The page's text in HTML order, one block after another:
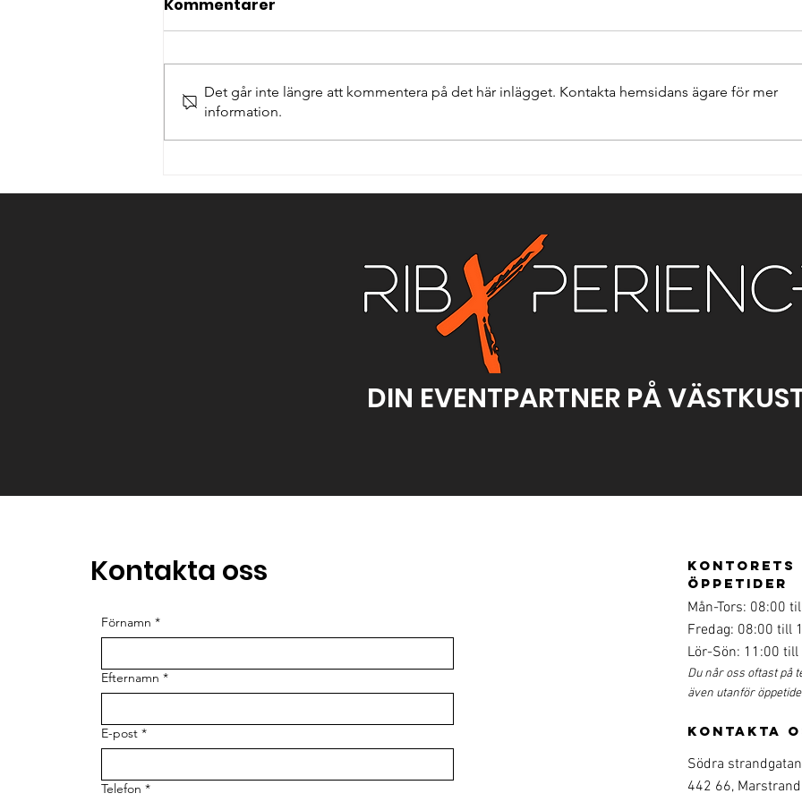
Dagstur med ribbåt från
skärgårdsäventyr med
Ribbåt – Den Perfekta
Företag som Vill Tänka
Kommentarer
Det går inte längre att kommentera på det här inlägget. Kontakta hemsidans ägare för mer
information.
DIN EVENTPARTNER PÅ
Kontakta oss
Förnamn *
Efternamn *
E-post *
Telefon *
kontorets
öppetider
Mån-Tors: 08:00
Fredag: 08:00 till
Lör-Sön: 11:00 till
Du når oss oftast på
även utanför
kontakta
Södra
442 66, Marstrand